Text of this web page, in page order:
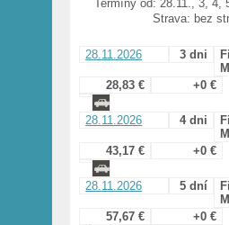
Termíny od: 28.11., 3, 4,
Strava: bez
28.11.2026 3 dni
28,83 €
+0 €
28.11.2026 4 dni
43,17 €
+0 €
28.11.2026 5 dní
57,67 €
+0 €